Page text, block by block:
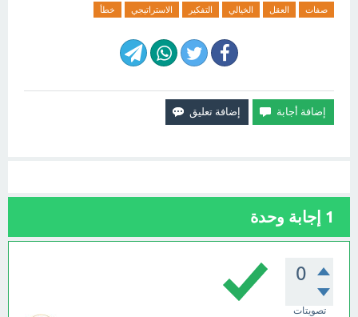
صفات العقل الخيالي التفكير الاستراتيجي خطأ
1 إجابة وحدة
0
تصويتات